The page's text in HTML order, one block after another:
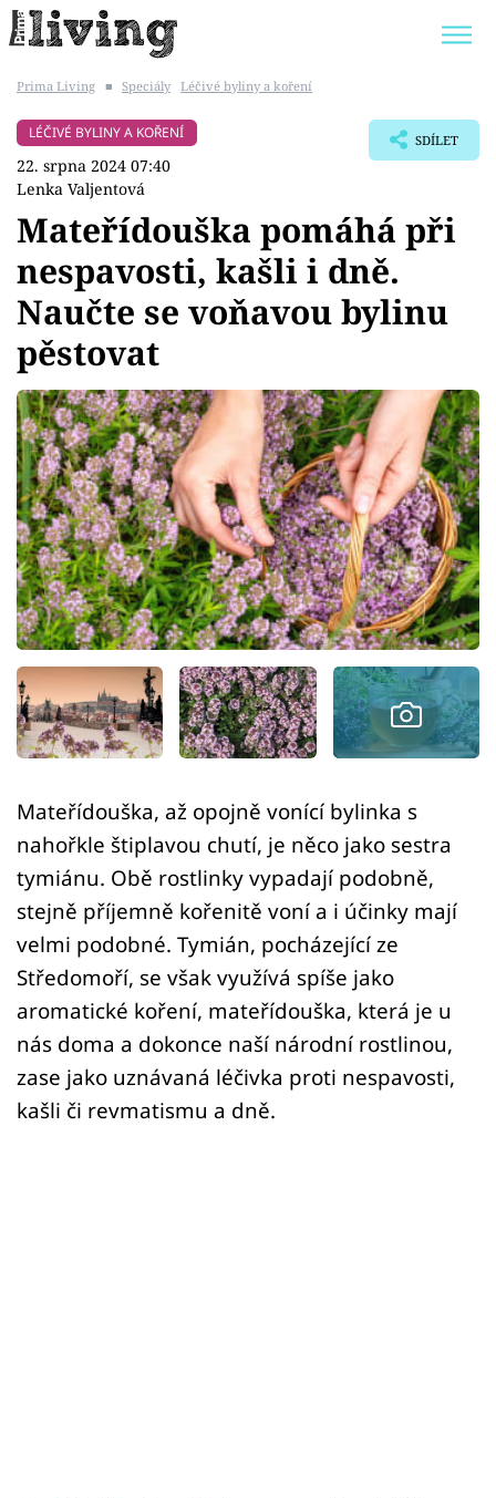
BYDLENÍ SLAVNÝCH
ZAHRADA
Témata
Bydlení
Zahrada
Design
Sledujte prima+
Přihlášení
Sledujte nás
Prima Living ■ Speciály Léčivé byliny a koření
LÉČIVÉ BYLINY A KOŘENÍ
22. srpna 2024 07:40
Lenka Valjentová
SDÍLET
Mateřídouška pomáhá při
nespavosti, kašli i dně.
Naučte se voňavou bylinu
pěstovat
Mateřídouška, až opojně vonící bylinka s
nahořkle štiplavou chutí, je něco jako sestra
tymiánu. Obě rostlinky vypadají podobně,
stejně příjemně kořenitě voní a i účinky mají
velmi podobné. Tymián, pocházející ze
Středomoří, se však využívá spíše jako
aromatické koření, mateřídouška, která je u
nás doma a dokonce naší národní rostlinou,
zase jako uznávaná léčivka proti nespavosti,
kašli či revmatismu a dně.